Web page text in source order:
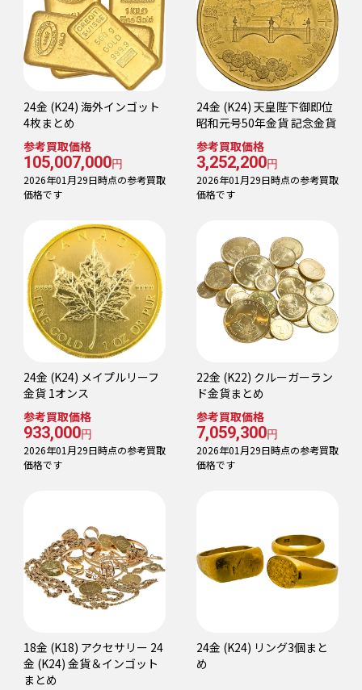
24金 (K24) 海外インゴット
4枚まとめ
参考買取価格
105,007,000円
2026年01月29日時点の参考買取
価格です
24金 (K24) 天皇陛下御即位
昭和元号50年金貨 記念金貨
参考買取価格
3,252,200円
2026年01月29日時点の参考買取
価格です
24金 (K24) メイプルリーフ
金貨 1オンス
参考買取価格
933,000円
2026年01月29日時点の参考買取
価格です
22金 (K22) クルーガーラン
ド金貨まとめ
参考買取価格
7,059,300円
2026年01月29日時点の参考買取
価格です
18金 (K18) アクセサリー 24
金 (K24) 金貨＆インゴット
まとめ
24金 (K24) リング3個まと
め